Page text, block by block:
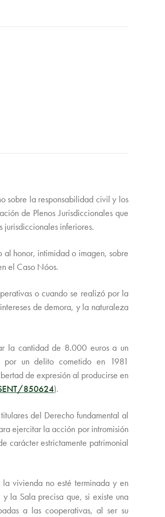
sobre la responsabilidad civil y los
de Plenos Jurisdiccionales que
inferiores.
al honor, intimidad o imagen, sobre
el Caso Nóos.
o cuando se realizó por la
de demora, y la naturaleza
la cantidad de 8.000 euros a un
un delito cometido en 1981
de expresión al producirse en
850624).
del Derecho fundamental al
ejercitar la acción por intromisión
carácter estrictamente patrimonial
vivienda no esté terminada y en
y la Sala precisa que, si existe una
a las cooperativas, al ser su